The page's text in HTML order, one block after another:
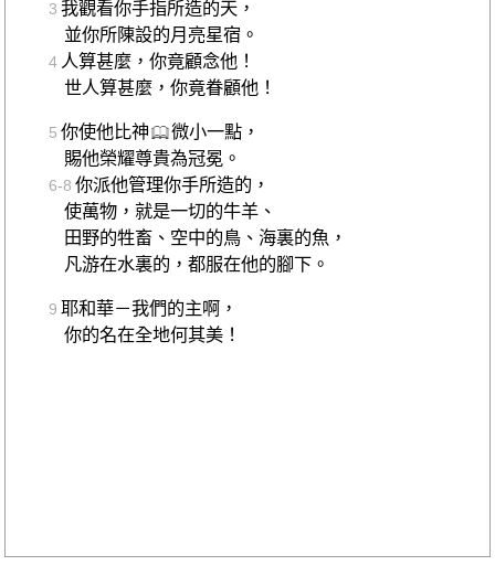
3 我觀看你手指所造的天，
並你所陳設的月亮星宿。
4 人算甚麼，你竟顧念他！
世人算甚麼，你竟眷顧他！
5 你使他比神
微小一點，
賜他榮耀尊貴為冠冕。
6-8 你派他管理你手所造的，
使萬物，就是一切的牛羊、
田野的牲畜、空中的鳥、海裏的魚，
凡游在水裏的，都服在他的腳下。
9 耶和華－我們的主啊，
你的名在全地何其美！